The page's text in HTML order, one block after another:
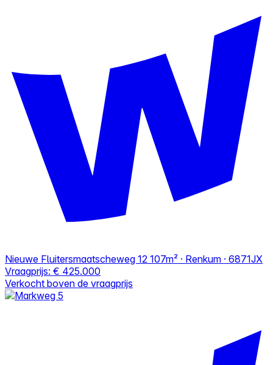
Nieuwe Fluitersmaatscheweg 12 107m² · Renkum · 6871JX
Vraagprijs: € 425.000
Verkocht boven de vraagprijs